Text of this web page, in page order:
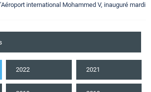
international Mohammed V, inauguré mardi
2022 2021